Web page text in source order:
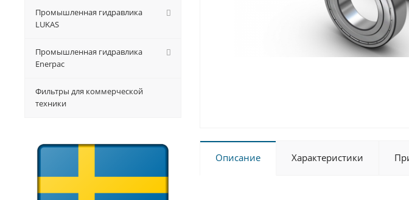
Описание Характеристики
Промышленная гидравлика
LUKAS
Промышленная гидравлика
Enerpac
Фильтры для коммерческой
техники